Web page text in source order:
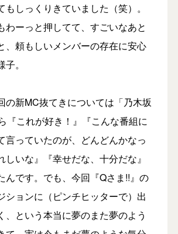
もしっくりきていました（笑）。
わーっと押してて、すごいなあと
、頼もしいメンバーの存在に安心
。
の新MC抜てきについては「乃木坂
『これが好き！』『こんな番組に
言っていたのが、どんどんかなっ
しいな』『幸せだな、十分だな』
んです。でも、今回『Qさま!!』の
ションに（ピンチヒッターで）出
、という本当に夢のまた夢のよう